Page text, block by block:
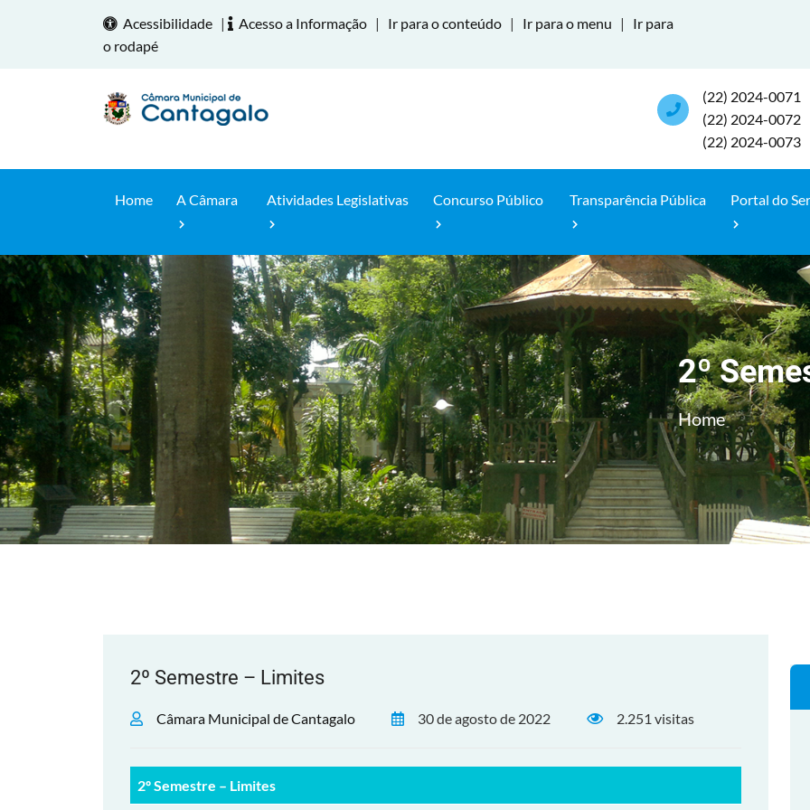
Acessibilidade | Acesso a Informação | Ir para o conteúdo | Ir para o menu |
Ir para
o rodapé
(22) 2024-0071
(22) 2024-0072
(22) 2024-0073
Home A Câmara Atividades Legislativas Concurso Público Transparência Pública Portal do
2º
Home
2º Semestre – Limites
Câmara Municipal de Cantagalo 30 de agosto de 2022 2.251 visitas
2º Semestre – Limites